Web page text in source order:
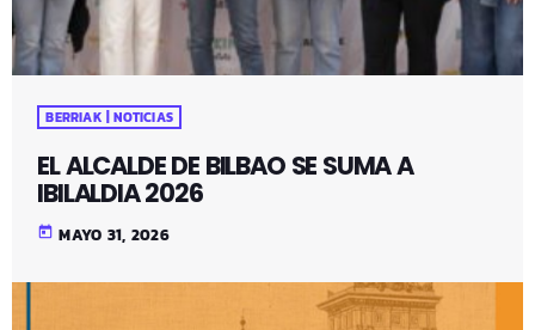
BERRIAK | NOTICIAS
EL ALCALDE DE BILBAO SE SUMA A
IBILALDIA 2026
today MAYO 31, 2026